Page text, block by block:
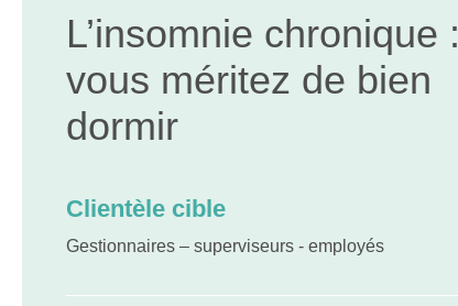
L’insomnie chronique :
vous méritez de bien
dormir
Clientèle cible
Gestionnaires – superviseurs - employés